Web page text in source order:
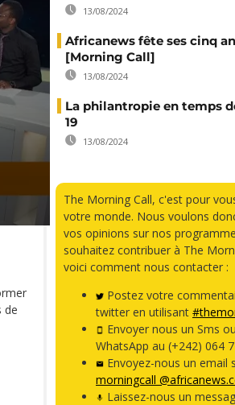
de
13/08/2024
Africanews fête ses cinq
[Morning Call]
13/08/2024
La philantropie en temps
19
13/08/2024
The Morning Call, c'est pour
votre monde. Nous voulons
vos opinions sur nos
souhaitez contribuer à The
voici comment nous contacter :
Postez votre
twitter en utilisant
Envoyer nous un Sms ou
WhatsApp au (+242) 064
Envoyez-nous un email
morningcall
Laissez-nous un